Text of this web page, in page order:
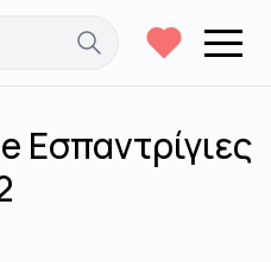
Εσπαντρίγιες